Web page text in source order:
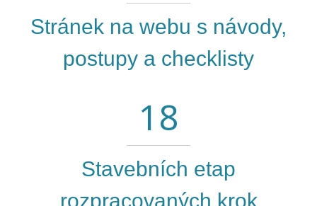
Stránek na webu s návody,
postupy a checklisty
18
Stavebních etap
rozpracovaných krok